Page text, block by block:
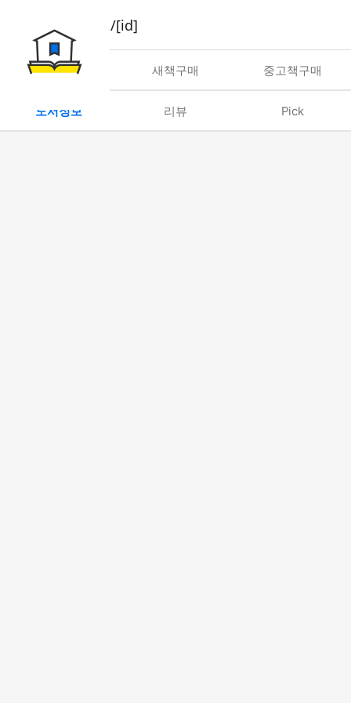
book/rent/[id]
대여 새책구매 중고책구매
도서정보 리뷰 Pick